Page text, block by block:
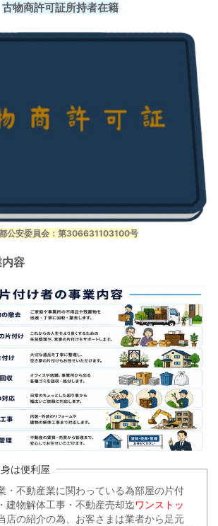
積み込み動画がご覧頂けます！
古物商許可証所持者在籍
公安委員会：第306631103100号
容
は便利屋
・不動産業に関わっている為部屋の片付
建物解体工事・不動産売却迄ワンストッ
店の紹介の為、お客さまは業者から足元